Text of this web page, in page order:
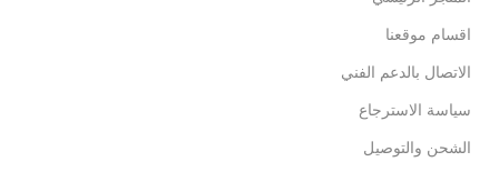
اقسام موقعنا
الاتصال بالدعم الفني
سياسة الاسترجاع
الشحن والتوصيل